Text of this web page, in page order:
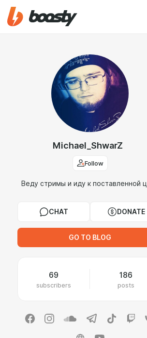
Michael_ShwarZ
Follow
Веду стримы и иду к поставленной
CHAT DONATE
GO TO BLOG
69
subscribers
186
posts